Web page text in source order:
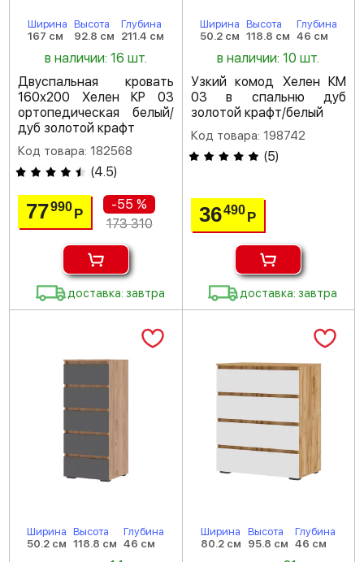
Ширина
167 см
Высота
92.8 см
Глубина
211.4 см
в наличии: 16 шт.
Двуспальная кровать
160х200 Хелен КР 03
ортопедическая белый/
дуб золотой крафт
Код товара: 182568
(4.5)
77990Р
-55 %
173 310
доставка: завтра
Ширина
50.2 см
Высота
118.8 см
Глубина
46 см
в наличии: 10 шт.
Узкий комод Хелен КМ
03 в спальню дуб
золотой крафт/белый
Код товара: 198742
(5)
36490 Р
доставка: завтра
Ширина
50.2 см
Высота
118.8 см
Глубина
46 см
Ширина
80.2 см
Высота
95.8 см
Глубина
46 см